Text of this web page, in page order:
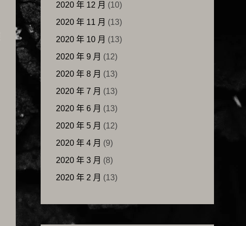
2020 年 12 月 (10)
2020 年 11 月 (13)
2020 年 10 月 (13)
2020 年 9 月 (12)
2020 年 8 月 (13)
2020 年 7 月 (13)
2020 年 6 月 (13)
2020 年 5 月 (12)
2020 年 4 月 (9)
2020 年 3 月 (8)
2020 年 2 月 (13)